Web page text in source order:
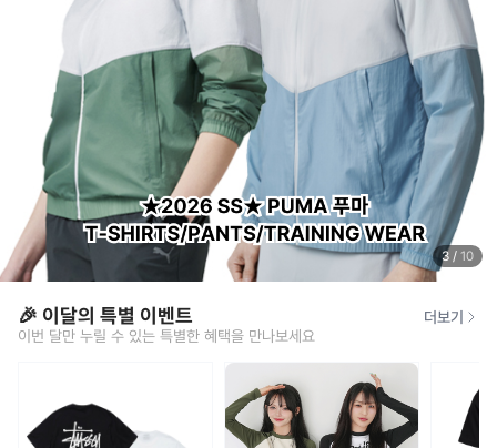
3 / 10
🎉 이달의 특별 이벤트
이번 달만 누릴 수 있는 특별한 혜택을 만나보세요
더보기